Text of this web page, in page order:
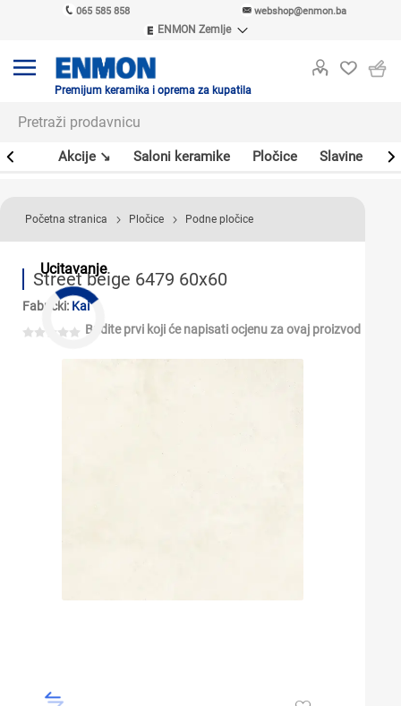
065 585 858 webshop@enmon.ba
ENMON Zemlje
ENMON MKD
Premijum keramika i oprema za kupatila
Akcije ↘ Saloni keramike Pločice Slavine
Ucitavanje
Početna stranica Pločice Podne pločice
Street beige 6479 60x60
Fabrički: Kai
Budite prvi koji će napisati ocjenu za ovaj proizvod